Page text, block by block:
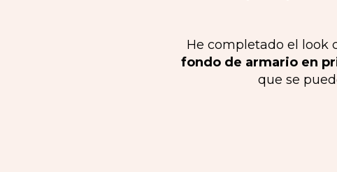
He completado el look
fondo de armario en
que se